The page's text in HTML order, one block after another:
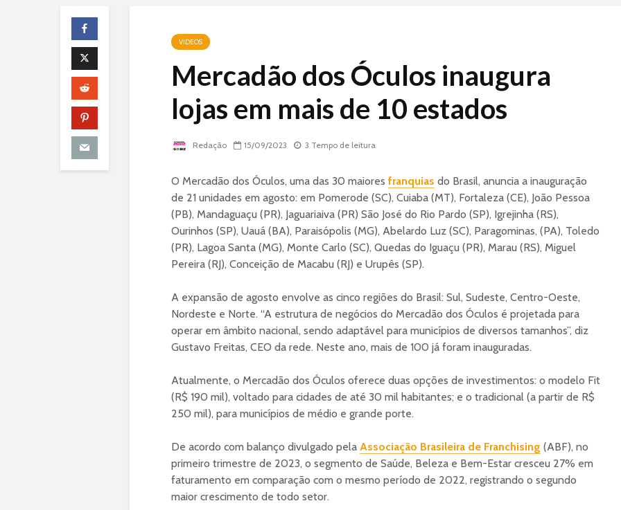
VIDEOS
Mercadão dos Óculos inaugura
lojas em mais de 10 estados
Redação 15/09/2023 3 Tempo de leitura
O Mercadão dos Óculos, uma das 30 maiores franquias do Brasil, anuncia a inauguração
de 21 unidades em agosto: em Pomerode (SC), Cuiaba (MT), Fortaleza (CE), João Pessoa
(PB), Mandaguaçu (PR), Jaguariaiva (PR) São José do Rio Pardo (SP), Igrejinha (RS),
Ourinhos (SP), Uauá (BA), Paraisópolis (MG), Abelardo Luz (SC), Paragominas, (PA), Toledo
(PR), Lagoa Santa (MG), Monte Carlo (SC), Quedas do Iguaçu (PR), Marau (RS), Miguel
Pereira (RJ), Conceição de Macabu (RJ) e Urupês (SP).
A expansão de agosto envolve as cinco regiões do Brasil: Sul, Sudeste, Centro-Oeste,
Nordeste e Norte. “A estrutura de negócios do Mercadão dos Óculos é projetada para
operar em âmbito nacional, sendo adaptável para municípios de diversos tamanhos”, diz
Gustavo Freitas, CEO da rede. Neste ano, mais de 100 já foram inauguradas.
Atualmente, o Mercadão dos Óculos oferece duas opções de investimentos: o modelo Fit
(R$ 190 mil), voltado para cidades de até 30 mil habitantes; e o tradicional (a partir de R$
250 mil), para municípios de médio e grande porte.
De acordo com balanço divulgado pela Associação Brasileira de Franchising (ABF), no
primeiro trimestre de 2023, o segmento de Saúde, Beleza e Bem-Estar cresceu 27% em
faturamento em comparação com o mesmo período de 2022, registrando o segundo
maior crescimento de todo setor.
Jundiá Sorvetes: a
franquia de uma das
maiores marcas do
país com modelo
enxuto e expansão
Indústria de
Utilidades que
Conquistou o PDV
Case Arezzo&Co: A
Verticalização do
Calçado ao Varejo
Nacional
Lave-
que